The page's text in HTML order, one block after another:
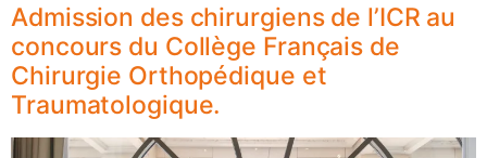
Admission des chirurgiens de l’ICR au
concours du Collège Français de
Chirurgie Orthopédique et
Traumatologique.